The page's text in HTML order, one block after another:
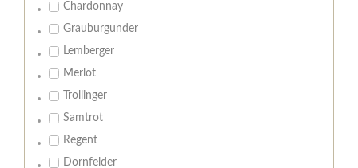
Chardonnay
Grauburgunder
Lemberger
Merlot
Trollinger
Samtrot
Regent
Dornfelder